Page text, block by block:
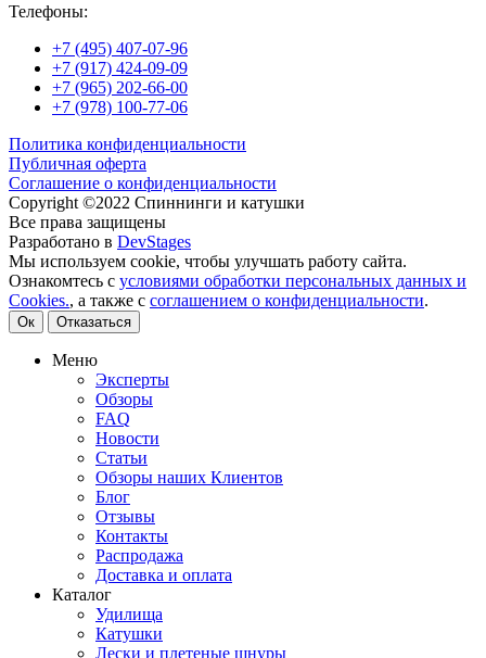
Телефоны:
+7 (495) 407-07-96
+7 (917) 424-09-09
+7 (965) 202-66-00
+7 (978) 100-77-06
Политика конфиденциальности
Публичная оферта
Соглашение о конфиденциальности
Copyright ©2022 Спиннинги и катушки
Все права защищены
Разработано в DevStages
Мы используем cookie, чтобы улучшать работу сайта.
Ознакомтесь с условиями обработки персональных данных и
Cookies., а также с соглашением о конфиденциальности.
Ок Отказаться
Меню
Эксперты
Обзоры
FAQ
Новости
Статьи
Обзоры наших Клиентов
Блог
Отзывы
Контакты
Распродажа
Доставка и оплата
Каталог
Удилища
Катушки
Лески и плетеные шнуры